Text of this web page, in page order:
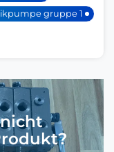
gruppe 1